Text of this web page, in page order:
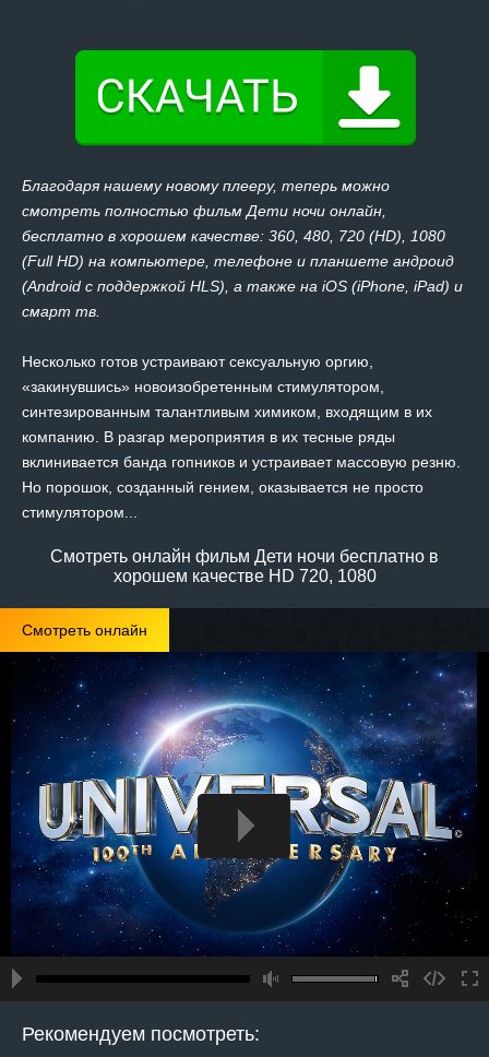
Благодаря нашему новому плееру, теперь можно
смотреть полностью фильм Дети ночи онлайн,
бесплатно в хорошем качестве: 360, 480, 720 (HD), 1080
(Full HD) на компьютере, телефоне и планшете андроид
(Android с поддержкой HLS), а также на iOS (iPhone, iPad) и
смарт тв.
Несколько готов устраивают сексуальную оргию,
«закинувшись» новоизобретенным стимулятором,
синтезированным талантливым химиком, входящим в их
компанию. В разгар мероприятия в их тесные ряды
вклинивается банда гопников и устраивает массовую резню.
Но порошок, созданный гением, оказывается не просто
стимулятором...
Смотреть онлайн фильм Дети ночи бесплатно в
хорошем качестве HD 720, 1080
Смотреть онлайн
Рекомендуем посмотреть: